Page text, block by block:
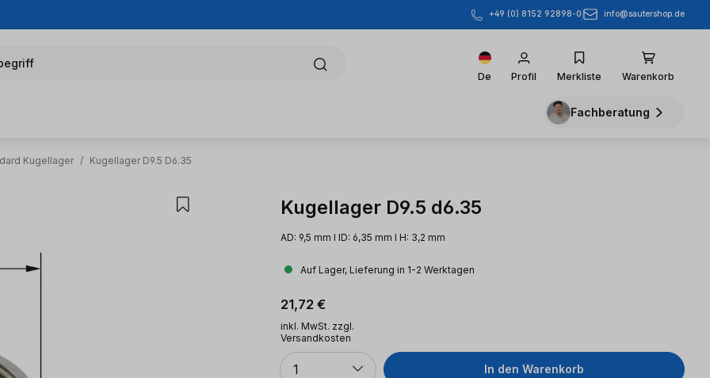
+49 (0) 8152 92898-0 info@sautershop.de
De Profil Merkliste Warenkorb
Fachberatung
Kugellager / Kugellager D9.5 D6.35
Kugellager D9.5 d6.35
AD: 9,5 mm l ID: 6,35 mm l H: 3,2 mm
Auf Lager, Lieferung in 1-2 Werktagen
Regulärer Preis:
21,72 €
inkl. MwSt. zzgl.
Versandkosten
Anzahl
1 In den Warenkorb